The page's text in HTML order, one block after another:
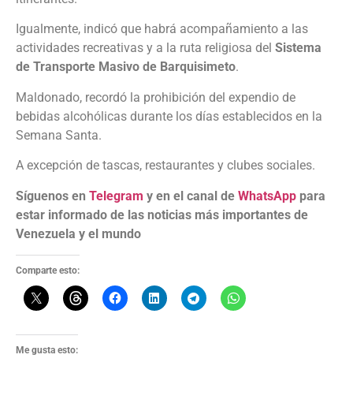
Igualmente, indicó que habrá acompañamiento a las
actividades recreativas y a la ruta religiosa del Sistema
de Transporte Masivo de Barquisimeto.
Maldonado, recordó la prohibición del expendio de
bebidas alcohólicas durante los días establecidos en la
Semana Santa.
A excepción de tascas, restaurantes y clubes sociales.
Síguenos en Telegram y en el canal de WhatsApp para
estar informado de las noticias más importantes de
Venezuela y el mundo
Comparte esto:
Me gusta esto: